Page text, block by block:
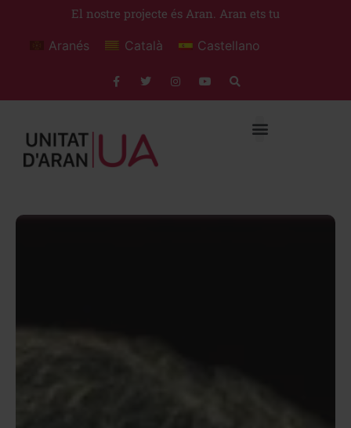
El nostre projecte és Aran. Aran ets tu
Aranés Català Castellano